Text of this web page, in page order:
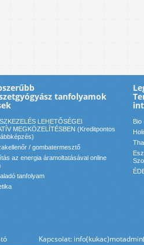
tanfolyamok
LEHETŐSÉGEI
MEGKÖZELÍTÉSBEN (Kreditpontos
/ gombatermesztő
az energia áramoltatásával online
tanfolyam
Kapcsolat: